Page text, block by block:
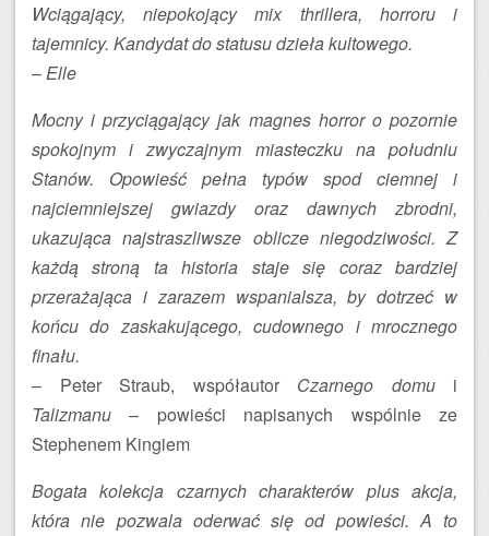
Wciągający, niepokojący mix thrillera, horroru i
tajemnicy. Kandydat do statusu dzieła kultowego.
–Elle
Mocny i przyciągający jak magnes horror o pozornie
spokojnym i zwyczajnym miasteczku na południu
Stanów. Opowieść pełna typów spod ciemnej i
najciemniejszej gwiazdy oraz dawnych zbrodni,
ukazująca najstraszliwsze oblicze niegodziwości. Z
każdą stroną ta historia staje się coraz bardziej
przerażająca i zarazem wspanialsza, by dotrzeć w
końcu do zaskakującego, cudownego i mrocznego
finału.
– Peter Straub, współautor Czarnego domui
Talizmanu – powieści napisanych wspólnie ze
Stephenem Kingiem
Bogata kolekcja czarnych charakterów plus akcja,
która nie pozwala oderwać się od powieści. A to